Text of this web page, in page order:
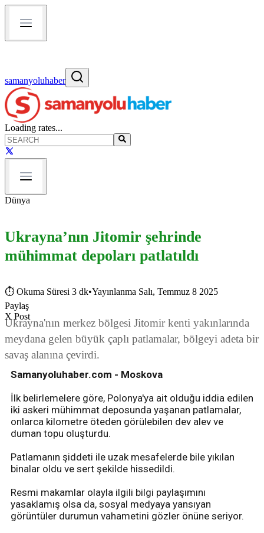
samanyoluhaber
Loading rates...
Dünya
Ukrayna’nın Jitomir şehrinde
mühimmat depoları patlatıldı
⏱ Okuma Süresi 3 dk•Yayınlanma Salı, Temmuz 8 2025
Paylaş
X Post
Ukrayna'nın merkez bölgesi Jitomir kenti yakınlarında
meydana gelen büyük çaplı patlamalar, bölgeyi adeta bir
savaş alanına çevirdi.
Samanyoluhaber.com - Moskova
İlk belirlemelere göre, Polonya'ya ait olduğu iddia edilen
iki askeri mühimmat deposunda yaşanan patlamalar,
onlarca kilometre öteden görülebilen dev alev ve
duman topu oluşturdu.
Patlamanın şiddeti ile uzak mesafelerde bile yıkılan
binalar oldu ve sert şekilde hissedildi.
Resmi makamlar olayla ilgili bilgi paylaşımını
yasaklamış olsa da, sosyal medyaya yansıyan
görüntüler durumun vahametini gözler önüne seriyor.